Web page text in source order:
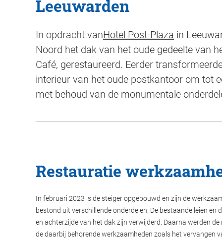
Leeuwarden
In opdracht vanHotel Post-Plaza in
Noord het dak van het oude gedeelte van
Café, gerestaureerd. Eerder
interieur van het oude postkantoor om tot
met behoud van de monumentale
Restauratie
In februari 2023 is de steiger opgebouwd en zijn de
bestond uit verschillende onderdelen. De bestaande leien en
en achterzijde van het dak zijn verwijderd. Daarna werden
de daarbij behorende werkzaamheden zoals het vervangen